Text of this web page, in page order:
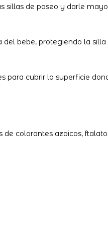
sillas de paseo y darle
bebe, protegiendo la
para cubrir la superficie
colorantes azoicos,